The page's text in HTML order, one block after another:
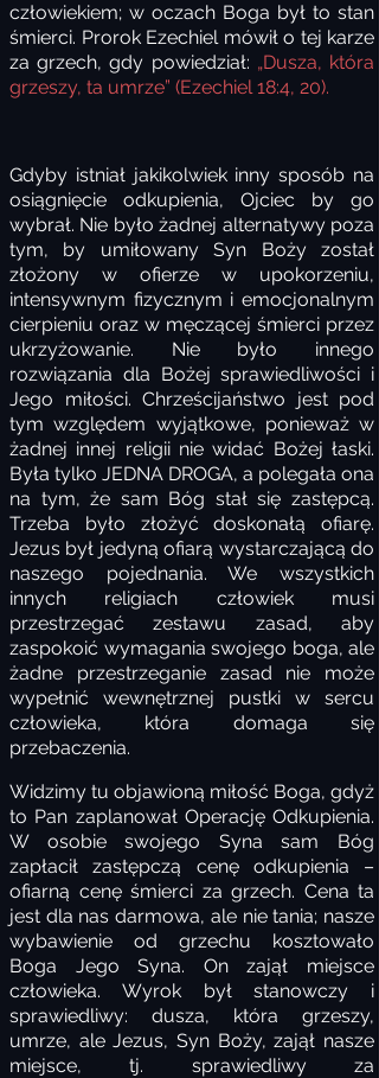
człowiekiem; w oczach Boga był to stan
śmierci. Prorok Ezechiel mówił o tej karze
za grzech, gdy powiedział: „Dusza, która
grzeszy, ta umrze” (Ezechiel 18:4, 20).
Gdyby istniał jakikolwiek inny sposób na
osiągnięcie odkupienia, Ojciec by go
wybrał. Nie było żadnej alternatywy poza
tym, by umiłowany Syn Boży został
złożony w ofierze w upokorzeniu,
intensywnym fizycznym i emocjonalnym
cierpieniu oraz w męczącej śmierci przez
ukrzyżowanie. Nie było innego
rozwiązania dla Bożej sprawiedliwości i
Jego miłości. Chrześcijaństwo jest pod
tym względem wyjątkowe, ponieważ w
żadnej innej religii nie widać Bożej łaski.
Była tylko JEDNA DROGA, a polegała ona
na tym, że sam Bóg stał się zastępcą.
Trzeba było złożyć doskonałą ofiarę.
Jezus był jedyną ofiarą wystarczającą do
naszego pojednania. We wszystkich
innych religiach człowiek musi
przestrzegać zestawu zasad, aby
zaspokoić wymagania swojego boga, ale
żadne przestrzeganie zasad nie może
wypełnić wewnętrznej pustki w sercu
człowieka, która domaga się
przebaczenia.
Widzimy tu objawioną miłość Boga, gdyż
to Pan zaplanował Operację Odkupienia.
W osobie swojego Syna sam Bóg
zapłacił zastępczą cenę odkupienia –
ofiarną cenę śmierci za grzech. Cena ta
jest dla nas darmowa, ale nie tania; nasze
wybawienie od grzechu kosztowało
Boga Jego Syna. On zajął miejsce
człowieka. Wyrok był stanowczy i
sprawiedliwy: dusza, która grzeszy,
umrze, ale Jezus, Syn Boży, zajął nasze
miejsce, tj. sprawiedliwy za